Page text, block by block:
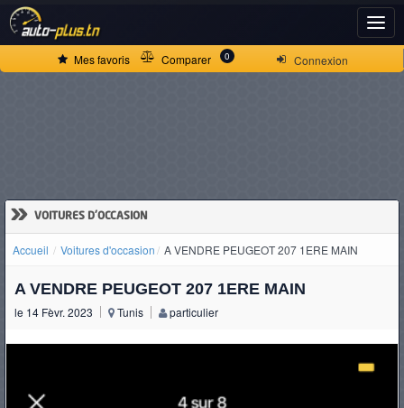
Connexion
Mes favoris Comparer 0
» VOITURES D'OCCASION
Accueil Voitures d'occasion A VENDRE PEUGEOT 207 1ERE MAIN
A VENDRE PEUGEOT 207 1ERE MAIN
le 14 Fèvr. 2023 Tunis particulier
ACCUEIL
D'OCCASION